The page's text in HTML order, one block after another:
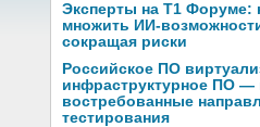
Эксперты на Т1 Форуме:
множить ИИ-
сокращая риски
Российское ПО
инфраструктурное ПО —
востребованные
тестирования